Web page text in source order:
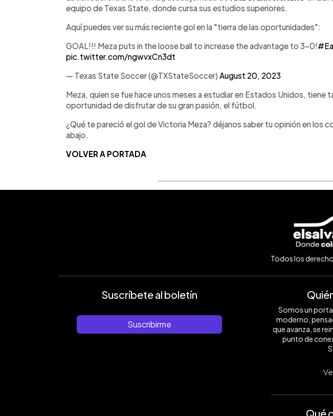
equipo de Texas State, donde cursa sus estudios superiores.
Aquí puedes ver su más reciente gol en la "tierra de las oportunidades":
GOAL!!! Meza puts in the loose ball to increase the advantage to 3-0!
pic.twitter.com/ngwvxCn3dt
— Texas State Soccer (@TXStateSoccer) August 20, 2023
Meza, quien se fue hace unos meses a estudiar en Estados Unidos, tiene
oportunidad de disfrutar de su gran pasión, el fútbol.
¿Qué te pareció el gol de Victoria Meza? déjanos saber tu opinión en los
abajo.
VOLVER A PORTADA
Todos los
Suscríbete al boletín
Suscribirme
Somos un
moderno,
que avanza, se
punto de
Qué